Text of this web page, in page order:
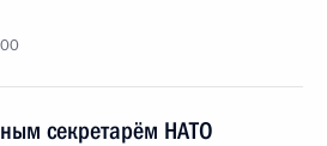
секретарём НАТО